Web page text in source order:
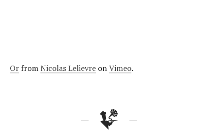
Or fromNicolas Lelievre onVimeo.